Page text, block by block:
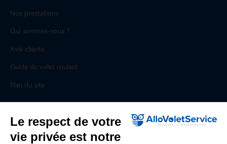
Nos prestations
Qui sommes-nous ?
Avis clients
Guide du volet roulant
Plan du site
Pour les professionnels
Professionnels, des prestations ad hoc
Le respect de votre
vie privée est notre